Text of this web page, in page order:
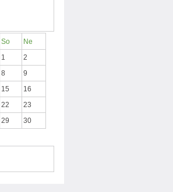
So
Ne
1
2
8
9
15
16
22
23
29
30